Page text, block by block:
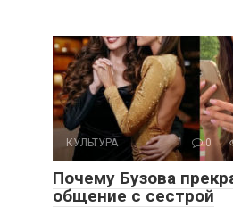
КУЛЬТУРА 0
Почему Бузова
общение с сестрой